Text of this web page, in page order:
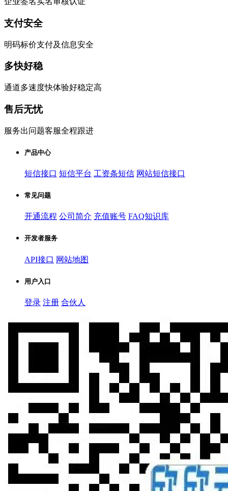
支付安全
明码标价支付及信息安全
多快好稳
通道多速度快体验好稳定高
售后无忧
服务出问题客服全程跟进
产品中心
短信接口 短信平台 工资条短信 网站短信接口
常见问题
开通流程 公司简介 充值账号 FAQ知识库
开发者服务
API接口 网站地图
用户入口
登录 注册 合伙人